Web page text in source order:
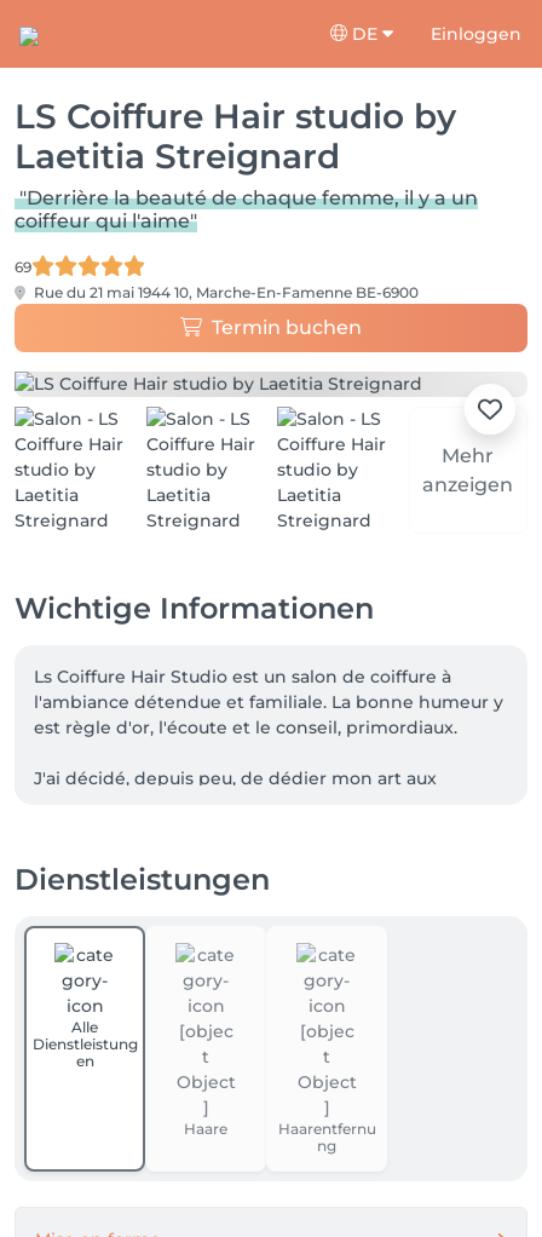
DE Einloggen
LS Coiffure Hair studio by
Laetitia Streignard
"Derrière la beauté de chaque femme, il y a un
coiffeur qui l'aime"
69
Rue du 21 mai 1944 10, Marche-En-Famenne BE-6900
Termin buchen
Mehr
anzeigen
Wichtige Informationen
Ls Coiffure Hair Studio est un salon de coiffure à
l'ambiance détendue et familiale. La bonne humeur y
est règle d'or, l'écoute et le conseil, primordiaux.
J'ai décidé, depuis peu, de dédier mon art aux
plus belle réussite auprès des barbiers dignes de ce
chouchouter mes petites dames !
Pour une organisation optimale, je vous reçois sur
rendez-vous uniquement.
J'ai hâte de vous rencontrer pour certaines ou de
continuer à vous rendre belles pour d'autres pendant
de nombreuses années encore !
Laetitia, votre coiffeuse préférée depuis 2006.
Dienstleistungen
Alle
Dienstleistung
en
Haare
Haarentfernu
ng